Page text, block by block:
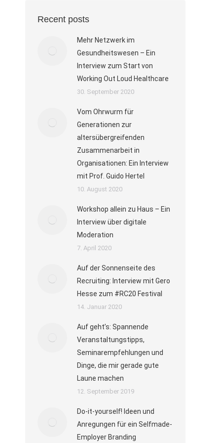
Recent posts
Mehr Netzwerk im
Gesundheitswesen – Ein
Interview zum Start von
Working Out Loud Healthcare
30. September 2020
Vom Ohrwurm für
Generationen zur
altersübergreifenden
Zusammenarbeit in
Organisationen: Ein Interview
mit Prof. Guido Hertel
10. August 2020
Workshop allein zu Haus – Ein
Interview über digitale
Moderation
7. April 2020
Auf der Sonnenseite des
Recruiting: Interview mit Gero
Hesse zum #RC20 Festival
14. Januar 2020
Auf geht’s: Spannende
Veranstaltungstipps,
Seminarempfehlungen und
Dinge, die mir gerade gute
Laune machen
12. September 2019
Do-it-yourself! Ideen und
Anregungen für ein Selfmade-
Employer Branding